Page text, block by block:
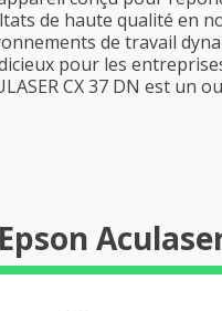
de haute qualité en
de travail
pour les
CX 37 DN est